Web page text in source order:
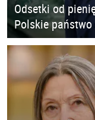
Odsetki od
Polskie